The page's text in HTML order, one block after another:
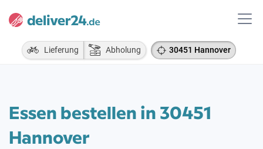
Lieferung Abholung 30451 Hannover
Essen bestellen in 30451
Hannover